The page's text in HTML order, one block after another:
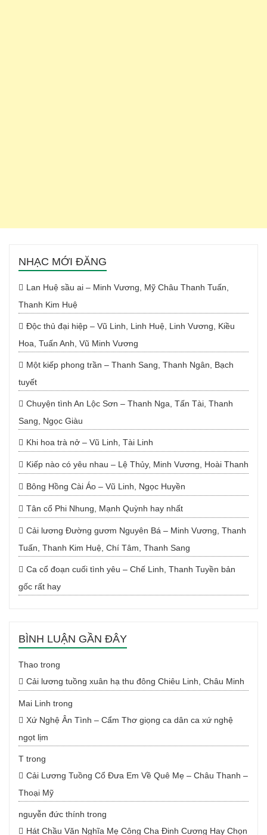
NHẠC MỚI ĐĂNG
Lan Huệ sầu ai – Minh Vương, Mỹ Châu Thanh Tuấn,
Thanh Kim Huệ
Độc thủ đại hiệp – Vũ Linh, Linh Huệ, Linh Vương, Kiều
Hoa, Tuấn Anh, Vũ Minh Vương
Một kiếp phong trần – Thanh Sang, Thanh Ngân, Bạch
tuyết
Chuyện tình An Lộc Sơn – Thanh Nga, Tấn Tài, Thanh
Sang, Ngọc Giàu
Khi hoa trà nở – Vũ Linh, Tài Linh
Kiếp nào có yêu nhau – Lệ Thủy, Minh Vương, Hoài Thanh
Bông Hồng Cài Áo – Vũ Linh, Ngọc Huyền
Tân cổ Phi Nhung, Mạnh Quỳnh hay nhất
Cải lương Đường gươm Nguyên Bá – Minh Vương, Thanh
Tuấn, Thanh Kim Huệ, Chí Tâm, Thanh Sang
Ca cổ đoạn cuối tình yêu – Chế Linh, Thanh Tuyền bản
gốc rất hay
BÌNH LUẬN GẦN ĐÂY
Thao trong
Cải lương tuồng xuân hạ thu đông Chiêu Linh, Châu Minh
Mai Linh trong
Xứ Nghệ Ân Tình – Cẩm Thơ giọng ca dân ca xứ nghệ
ngọt lịm
T trong
Cải Lương Tuồng Cổ Đưa Em Về Quê Mẹ – Châu Thanh –
Thoại Mỹ
nguyễn đức thính trong
Hát Chầu Văn Nghĩa Mẹ Công Cha Đinh Cương Hay Chọn